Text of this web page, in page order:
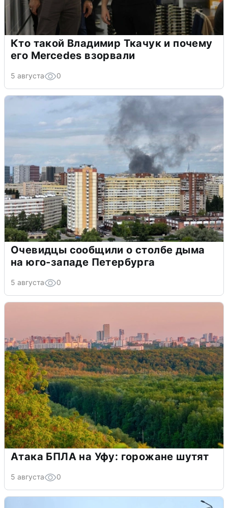
Кто такой Владимир Ткачук и почему
его Mercedes взорвали
5 августа 0
Очевидцы сообщили о столбе дыма
на юго-западе Петербурга
5 августа 0
Атака БПЛА на Уфу: горожане шутят
5 августа 0